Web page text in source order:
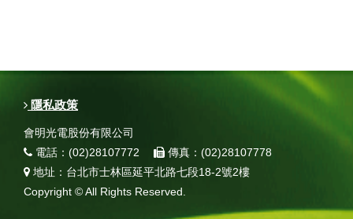
隱私政策
會明光電股份有限公司
電話：(02)28107772
傳真：(02)28107778
地址：台北市士林區延平北路七段18-2號2樓
Copyright © All Rights Reserved.